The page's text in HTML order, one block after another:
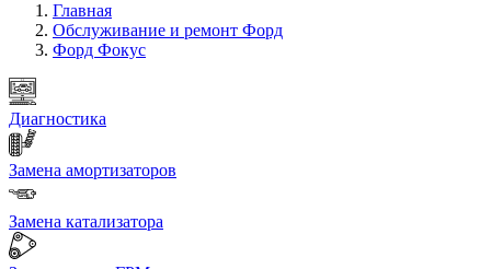
Главная
Обслуживание и ремонт Форд
Форд Фокус
Диагностика
Замена амортизаторов
Замена катализатора